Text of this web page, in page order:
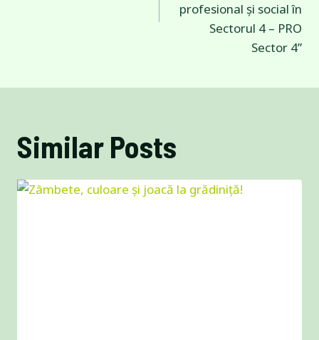
profesional și social în
Sectorul 4 – PRO
Sector 4”
Similar Posts